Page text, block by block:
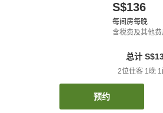
S$136
每间房每晚
含税费及其他费
总计
2位住客 1晚 1
预约